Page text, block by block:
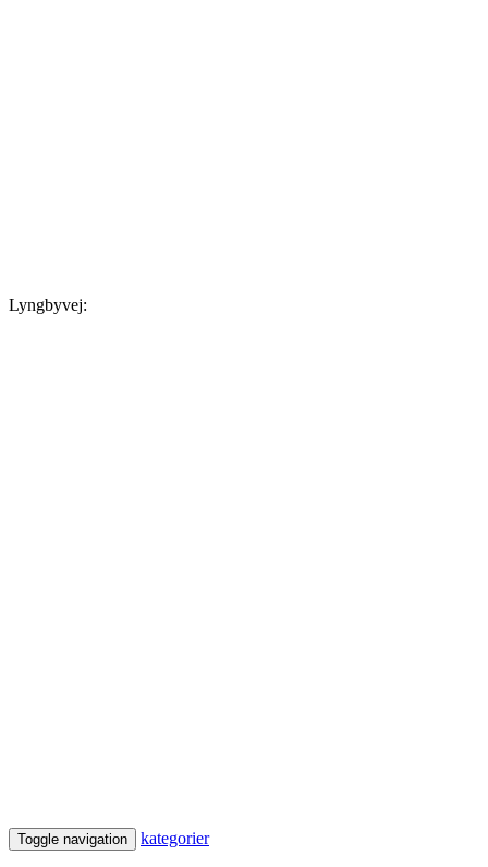
Lyngbyvej:
Toggle navigation kategorier